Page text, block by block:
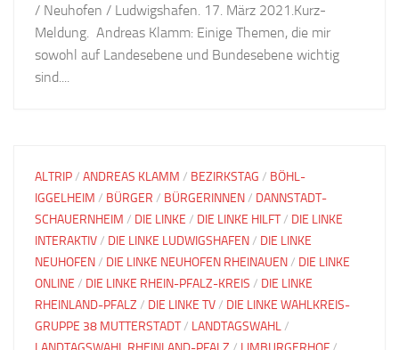
/ Neuhofen / Ludwigshafen. 17. März 2021.Kurz-
Meldung. Andreas Klamm: Einige Themen, die mir
sowohl auf Landesebene und Bundesebene wichtig
sind....
ALTRIP/ ANDREAS KLAMM / BEZIRKSTAG / BÖHL-
IGGELHEIM / BÜRGER / BÜRGERINNEN/ DANNSTADT-
SCHAUERNHEIM / DIE LINKE / DIE LINKE HILFT/ DIE LINKE
INTERAKTIV/ DIE LINKE LUDWIGSHAFEN/ DIE LINKE
NEUHOFEN/ DIE LINKE NEUHOFEN RHEINAUEN/ DIE LINKE
ONLINE / DIE LINKE RHEIN-PFALZ-KREIS / DIE LINKE
RHEINLAND-PFALZ / DIE LINKE TV/ DIE LINKE WAHLKREIS-
GRUPPE 38 MUTTERSTADT/ LANDTAGSWAHL/